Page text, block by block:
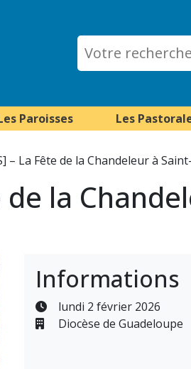
Paroisses Les
– La Fête de la Chandeleur à
de la
Informations
lundi 2 février 2026
Diocèse de Guadeloupe